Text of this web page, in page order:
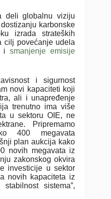
deli globalnu viziju
karbonske
izrada strateških
cilj povećanje udela
ismanjenje emisije
i sigurnost
novi kapaciteti koji
ali i unapređenje
trenutno ima više
u sektoru OIE, ne
Pripremamo
400 megavata
plan aukcija kako
novih megavata iz
zakonskog okvira
investicije u sektor
novih kapaciteta iz
sistema”,